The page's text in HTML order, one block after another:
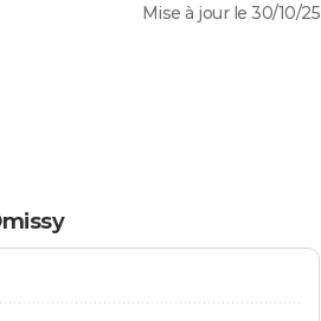
Mise à jour le 30/10/25